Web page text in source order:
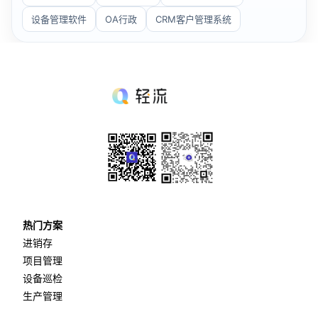
设备管理软件 OA行政 CRM客户管理系统
热门方案
进销存
项目管理
设备巡检
生产管理